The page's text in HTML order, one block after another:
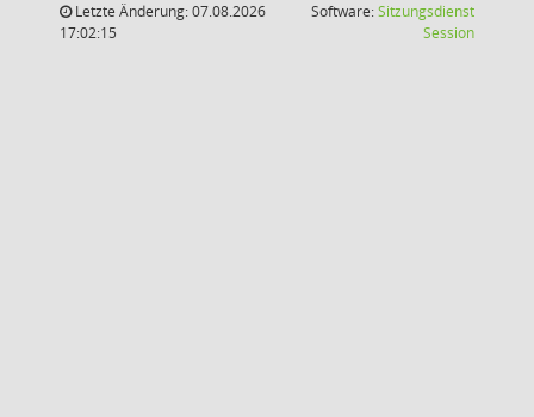
Letzte Änderung: 07.08.2026
17:02:15
Software:Sitzungsdienst
Session(Wird in